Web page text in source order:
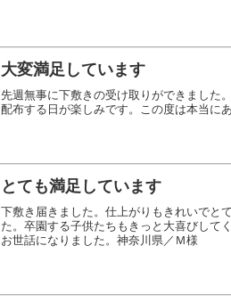
大変満足しています
先週無事に下敷きの受け取りができました
配布する日が楽しみです。この度は本当に
とても満足しています
下敷き届きました。仕上がりもきれいでと
た。卒園する子供たちもきっと大喜びして
お世話になりました。神奈川県／Ｍ様